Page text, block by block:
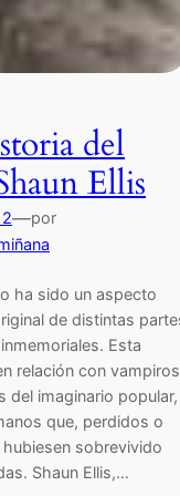
del
Ellis
—por
ha sido un aspecto
de distintas
Esta
relación con
del imaginario popular,
que, perdidos o
sobrevivido
Shaun Ellis,…